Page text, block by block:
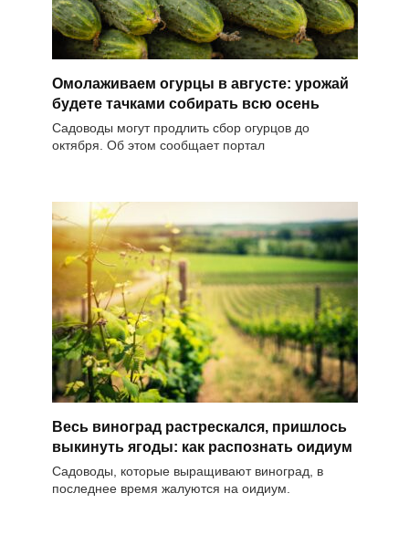
Омолаживаем огурцы в августе: урожай
будете тачками собирать всю осень
Садоводы могут продлить сбор огурцов до
октября. Об этом сообщает портал
Весь виноград растрескался, пришлось
выкинуть ягоды: как распознать оидиум
Садоводы, которые выращивают виноград, в
последнее время жалуются на оидиум.